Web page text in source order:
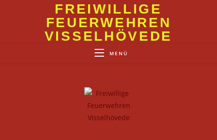
FREIWILLIGE
FEUERWEHREN
VISSELHÖVEDE
MENÜ